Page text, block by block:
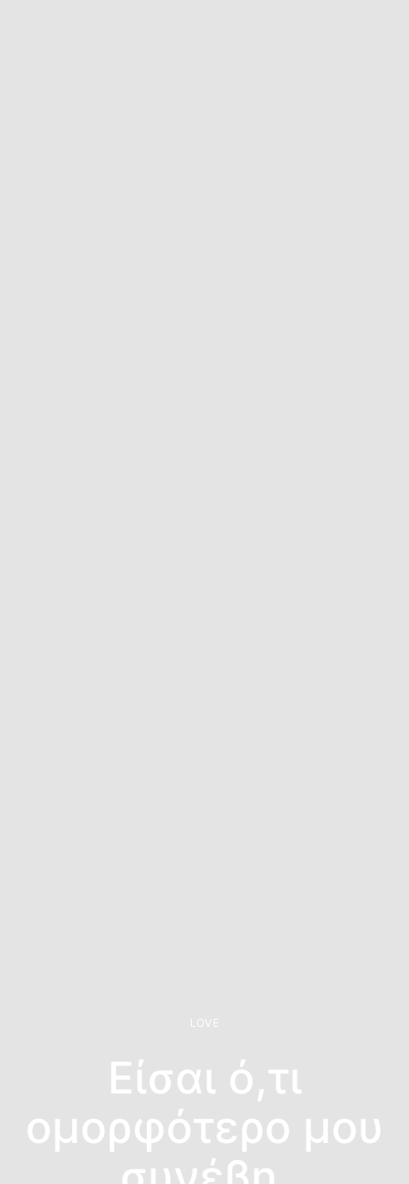
LOVE
Είσαι ό,τι
ομορφότερο μου